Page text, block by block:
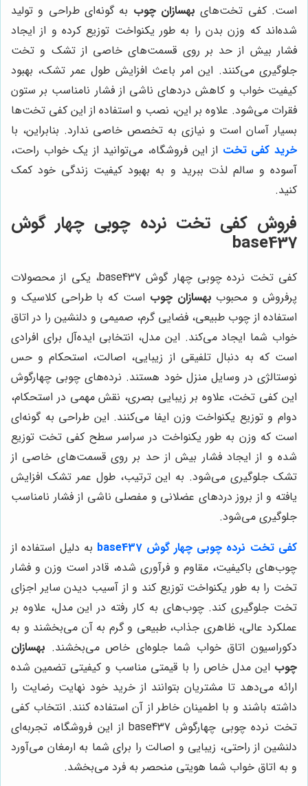
است. کفی تخت‌های بهسازان چوب به گونه‌ای طراحی و تولید
شده‌اند که وزن بدن را به طور یکنواخت توزیع کرده و از ایجاد
فشار بیش از حد بر روی قسمت‌های خاصی از تشک و تخت
جلوگیری می‌کنند. این امر باعث افزایش طول عمر تشک، بهبود
کیفیت خواب و کاهش دردهای ناشی از فشار نامناسب بر ستون
فقرات می‌شود. علاوه بر این، نصب و استفاده از این کفی تخت‌ها
بسیار آسان است و نیازی به تخصص خاصی ندارد. بنابراین، با
خرید کفی تخت از این فروشگاه، می‌توانید از یک خواب راحت،
آسوده و سالم لذت ببرید و به بهبود کیفیت زندگی خود کمک
کنید.
فروش کفی تخت نرده چوبی چهار گوش
base437
کفی تخت نرده چوبی چهار گوش base437، یکی از محصولات
پرفروش و محبوب بهسازان چوب است که با طراحی کلاسیک و
استفاده از چوب طبیعی، فضایی گرم، صمیمی و دلنشین را در اتاق
خواب شما ایجاد می‌کند. این مدل، انتخابی ایده‌آل برای افرادی
است که به دنبال تلفیقی از زیبایی، اصالت، استحکام و حس
نوستالژی در وسایل منزل خود هستند. نرده‌های چوبی چهارگوش
این کفی تخت، علاوه بر زیبایی بصری، نقش مهمی در استحکام،
دوام و توزیع یکنواخت وزن ایفا می‌کنند. این طراحی به گونه‌ای
است که وزن به طور یکنواخت در سراسر سطح کفی تخت توزیع
شده و از ایجاد فشار بیش از حد بر روی قسمت‌های خاصی از
تشک جلوگیری می‌شود. به این ترتیب، طول عمر تشک افزایش
یافته و از بروز دردهای عضلانی و مفصلی ناشی از فشار نامناسب
جلوگیری می‌شود.
کفی تخت نرده چوبی چهار گوش base437
به دلیل استفاده از
چوب‌های باکیفیت، مقاوم و فرآوری شده، قادر است وزن و فشار
تخت را به طور یکنواخت توزیع کند و از آسیب دیدن سایر اجزای
تخت جلوگیری کند. چوب‌های به کار رفته در این مدل، علاوه بر
عملکرد عالی، ظاهری جذاب، طبیعی و گرم به آن می‌بخشند و به
دکوراسیون اتاق خواب شما جلوه‌ای خاص می‌بخشند. بهسازان
چوب این مدل خاص را با قیمتی مناسب و کیفیتی تضمین شده
ارائه می‌دهد تا مشتریان بتوانند از خرید خود نهایت رضایت را
داشته باشند و با اطمینان خاطر از آن استفاده کنند. انتخاب کفی
تخت نرده چوبی چهارگوش base437 از این فروشگاه، تجربه‌ای
دلنشین از راحتی، زیبایی و اصالت را برای شما به ارمغان می‌آورد
و به اتاق خواب شما هویتی منحصر به فرد می‌بخشد.